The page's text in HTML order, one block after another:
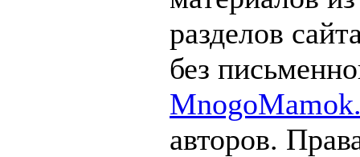
разделов
без
авторов.